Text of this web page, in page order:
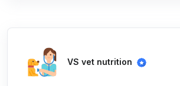
VS vet nutrition